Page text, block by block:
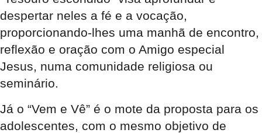
despertar neles a fé e a vocação,
proporcionando-lhes uma manhã de encontro,
reflexão e oração com o Amigo especial
Jesus, numa comunidade religiosa ou
seminário.
Já o “Vem e Vê” é o mote da proposta para os
adolescentes, com o mesmo objetivo de